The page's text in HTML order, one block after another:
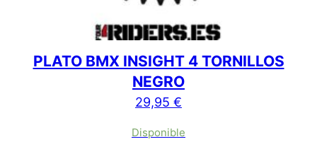
PLATO BMX INSIGHT 4 TORNILLOS
NEGRO
29,95 €
Disponible